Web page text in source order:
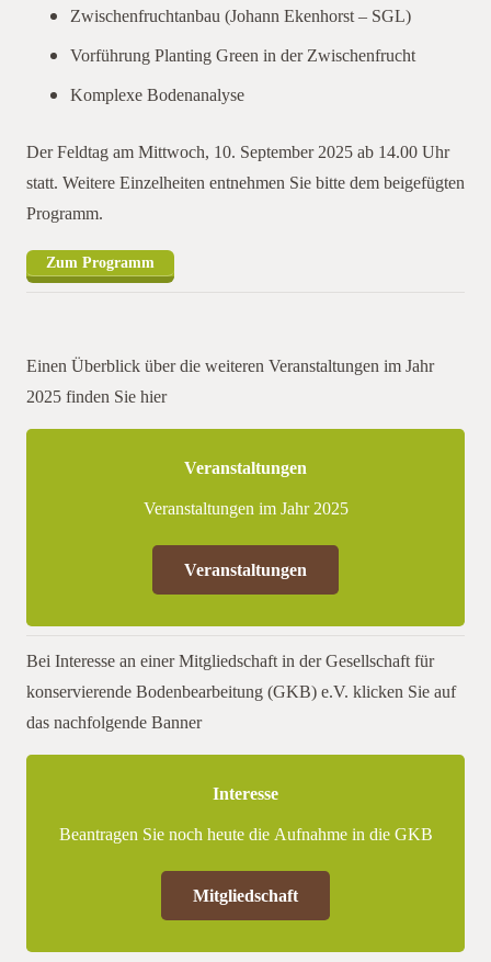
Zwischenfruchtanbau (Johann Ekenhorst – SGL)
Vorführung Planting Green in der Zwischenfrucht
Komplexe Bodenanalyse
Der Feldtag am Mittwoch, 10. September 2025 ab 14.00 Uhr
statt. Weitere Einzelheiten entnehmen Sie bitte dem beigefügten
Programm.
Zum Programm
Einen Überblick über die weiteren Veranstaltungen im Jahr
2025 finden Sie hier
Veranstaltungen
Veranstaltungen im Jahr 2025
Veranstaltungen
Bei Interesse an einer Mitgliedschaft in der Gesellschaft für
konservierende Bodenbearbeitung (GKB) e.V. klicken Sie auf
das nachfolgende Banner
Interesse
Beantragen Sie noch heute die Aufnahme in die GKB
Mitgliedschaft